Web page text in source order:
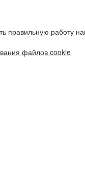
работу
файлов cookie